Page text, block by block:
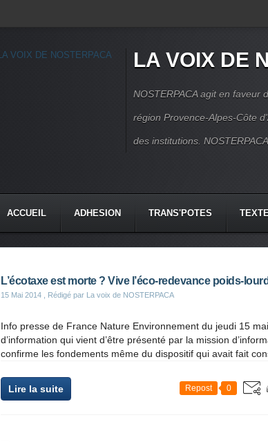
LA VOIX DE
NOSTERPACA agit en faveur
région Provence-Alpes-Côte
des institutions.
ACCUEIL ADHESION TRANS'POTES
L’écotaxe est morte ? Vive l’éco-rede​vance poids-
15 Mai 2014 , Rédigé par La voix de NOSTERPACA
Info presse de France Nature Environnement du jeudi 15
d’information qui vient d’être présenté par la mission
confirme les fondements même du dispositif qui avait fait
Lire la suite Repost 0